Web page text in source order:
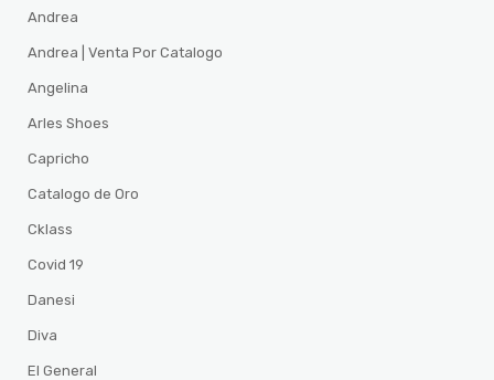
Andrea
Andrea | Venta Por Catalogo
Angelina
Arles Shoes
Capricho
Catalogo de Oro
Cklass
Covid 19
Danesi
Diva
El General